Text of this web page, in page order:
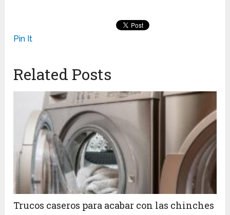
Pin It
Related Posts
Trucos caseros para acabar con las chinches